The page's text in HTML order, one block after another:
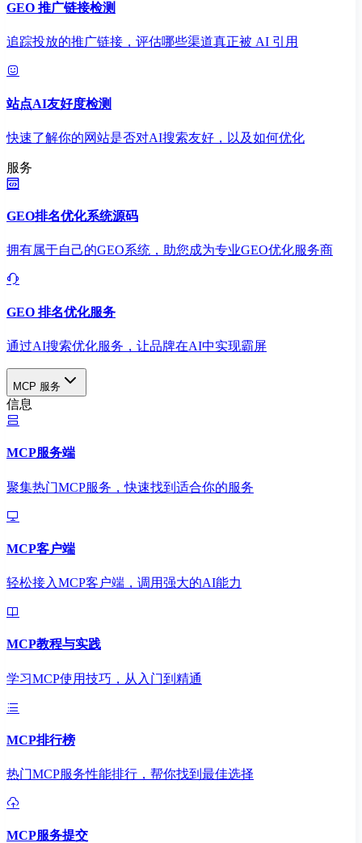
GEO 推广链接检测
追踪投放的推广链接，评估哪些渠道真正被 AI 引用
站点AI友好度检测
快速了解你的网站是否对AI搜索友好，以及如何优化
服务
GEO排名优化系统源码
拥有属于自己的GEO系统，助您成为专业GEO优化服务商
GEO 排名优化服务
通过AI搜索优化服务，让品牌在AI中实现霸屏
MCP 服务
信息
MCP服务端
聚集热门MCP服务，快速找到适合你的服务
MCP客户端
轻松接入MCP客户端，调用强大的AI能力
MCP教程与实践
学习MCP使用技巧，从入门到精通
MCP排行榜
热门MCP服务性能排行，帮你找到最佳选择
MCP服务提交